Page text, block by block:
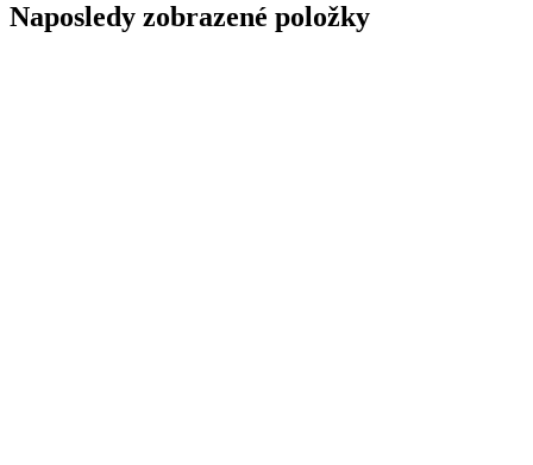
Naposledy zobrazené položky